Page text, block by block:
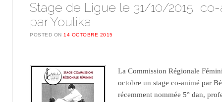
Stage de Ligue le 31/10/2015,
par Youlika
POSTED ON 14 OCTOBRE 2015
La Commission Régionale
octobre un stage co-animé par
récemment nommée 5° dan,